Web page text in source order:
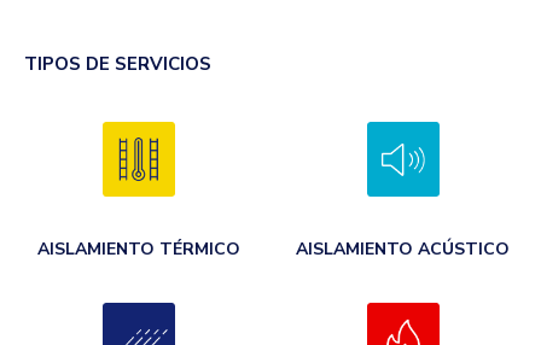
TIPOS DE SERVICIOS
AISLAMIENTO TÉRMICO AISLAMIENTO ACÚSTICO